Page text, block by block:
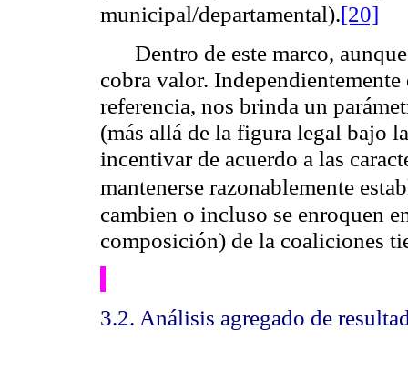
municipal/departamental).[20]
Dentro de este marco,
cobra valor. Independientemente
referencia, nos brinda un
(más allá de la figura legal bajo
incentivar de acuerdo a las
mantenerse razonablemente
cambien o incluso se enroquen
composición) de la coaliciones
3.2. Análisis agregado de